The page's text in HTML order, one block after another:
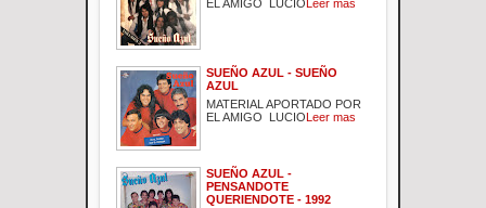
EL AMIGO LUCIOLeer mas
SUEÑO AZUL - SUEÑO
AZUL
MATERIAL APORTADO POR
EL AMIGO LUCIOLeer mas
SUEÑO AZUL -
PENSANDOTE
QUERIENDOTE - 1992